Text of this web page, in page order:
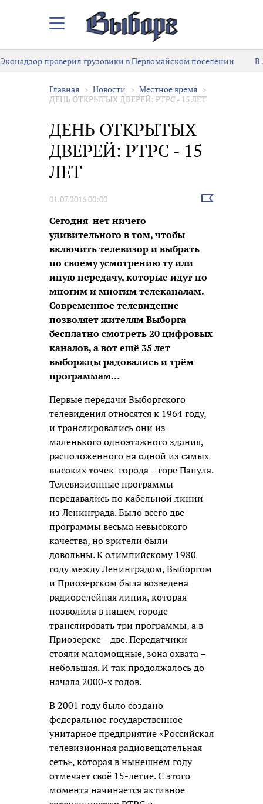
Закрыть/
меню
проверил грузовики в Первомайском поселении
В
Главная Новости
Местное время
ДЕНЬ ОТКРЫТЫХ ДВЕРЕЙ: РТРС - 15 ЛЕТ
ДЕНЬ ОТКРЫТЫХ
ДВЕРЕЙ: РТРС - 15
ЛЕТ
01.07.2016 00:00
Выбрать
Сегодня нет ничего
удивительного в том, чтобы
включить телевизор и выбрать
по своему усмотрению ту или
иную передачу, которые идут по
многим и многим телеканалам.
Современное телевидение
позволяет жителям Выборга
бесплатно смотреть 20 цифровых
каналов, а вот ещё 35 лет
выборжцы радовались и трём
программам…
Первые передачи Выборгского
телевидения относятся к 1964 году,
и транслировались они из
маленького одноэтажного здания,
расположенного на одной из самых
высоких точек города – горе Папула.
Телевизионные программы
передавались по кабельной линии
из Ленинграда. Было всего две
программы весьма невысокого
качества, но зрители были
довольны. К олимпийскому 1980
году между Ленинградом, Выборгом
и Приозерском была возведена
радиорелейная линия, которая
позволила в нашем городе
транслировать три программы, а в
Приозерске – две. Передатчики
стояли маломощные, зона охвата –
небольшая. И так продолжалось до
начала 2000-х годов.
В 2001 году было создано
федеральное государственное
унитарное предприятие «Российская
телевизионная радиовещательная
сеть», которая в нынешнем году
отмечает своё 15-летие. С этого
момента начинается активное